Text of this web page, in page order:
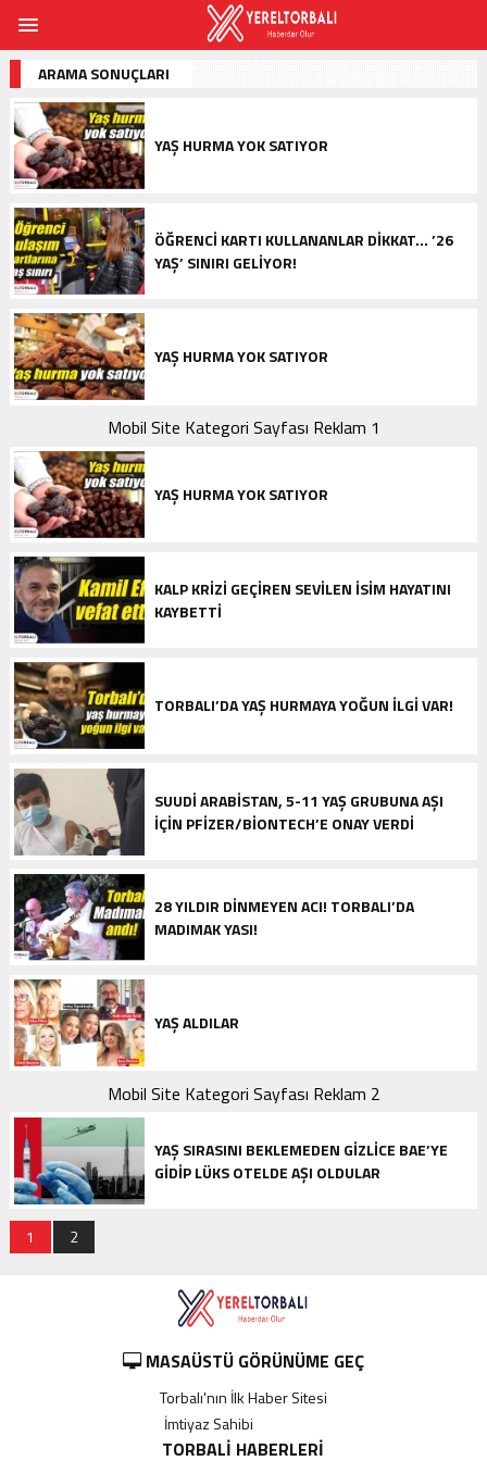
ARAMA SONUÇLARI
YAŞ HURMA YOK SATIYOR
ÖĞRENCI KARTI KULLANANLAR DIKKAT… ’26
YAŞ’ SINIRI GELIYOR!
YAŞ HURMA YOK SATIYOR
Mobil Site Kategori Sayfası Reklam 1
YAŞ HURMA YOK SATIYOR
KALP KRIZI GEÇIREN SEVILEN ISIM HAYATINI
KAYBETTI
TORBALI’DA YAŞ HURMAYA YOĞUN ILGI VAR!
SUUDI ARABISTAN, 5-11 YAŞ GRUBUNA AŞI
IÇIN PFIZER/BIONTECH’E ONAY VERDI
28 YILDIR DINMEYEN ACI! TORBALI’DA
MADIMAK YASI!
YAŞ ALDILAR
Mobil Site Kategori Sayfası Reklam 2
YAŞ SIRASINI BEKLEMEDEN GIZLICE BAE’YE
GIDIP LÜKS OTELDE AŞI OLDULAR
1 2
MASAÜSTÜ GÖRÜNÜME GEÇ
Torbalı'nın İlk Haber Sitesi
İmtiyaz Sahibi
TORBALI HABERLERI